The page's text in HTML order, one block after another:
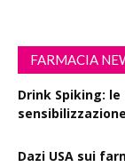
FARMACIA
Drink Spiking:
sensibilizzazione
Dazi USA sui